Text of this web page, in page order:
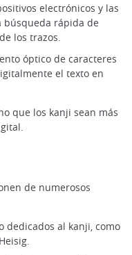
electrónicos y las
búsqueda rápida de
los trazos.
óptico de caracteres
el texto en
que los kanji sean más
de numerosos
dedicados al kanji, como